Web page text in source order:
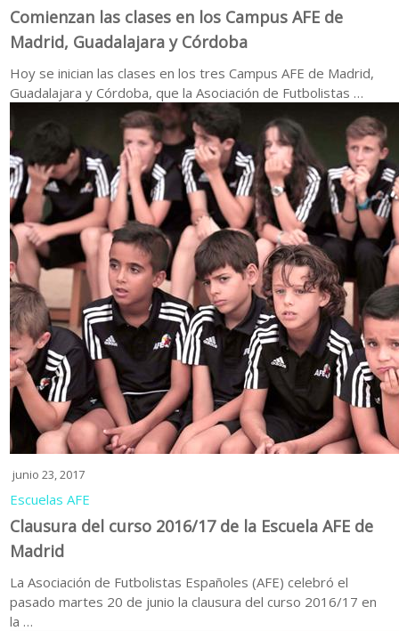
Comienzan las clases en los Campus AFE de
Madrid, Guadalajara y Córdoba
Hoy se inician las clases en los tres Campus AFE de Madrid,
Guadalajara y Córdoba, que la Asociación de Futbolistas …
junio 23, 2017
Escuelas AFE
Clausura del curso 2016/17 de la Escuela AFE de
Madrid
La Asociación de Futbolistas Españoles (AFE) celebró el
pasado martes 20 de junio la clausura del curso 2016/17 en
la …